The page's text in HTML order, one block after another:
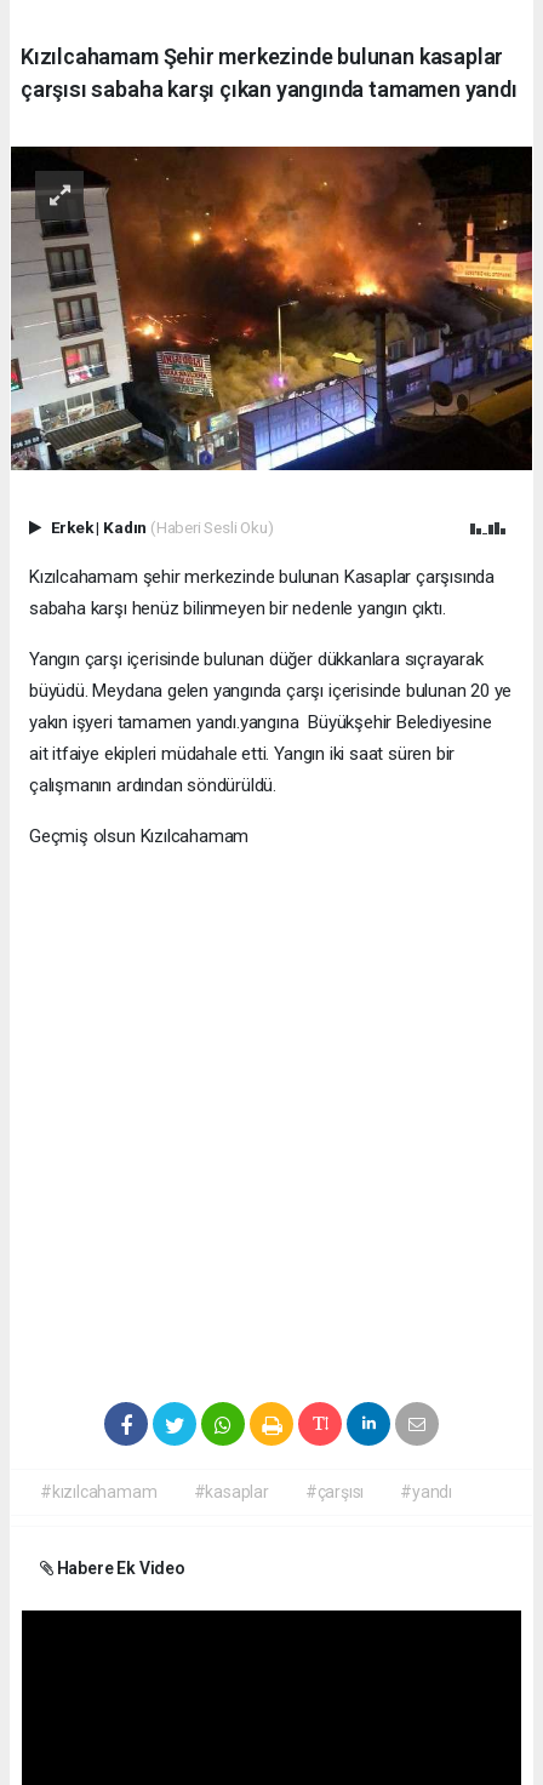
Kızılcahamam Şehir merkezinde bulunan kasaplar
çarşısı sabaha karşı çıkan yangında tamamen yandı
Erkek| Kadın (Haberi Sesli Oku)
Kızılcahamam şehir merkezinde bulunan Kasaplar çarşısında
sabaha karşı henüz bilinmeyen bir nedenle yangın çıktı.
Yangın çarşı içerisinde bulunan düğer dükkanlara sıçrayarak
büyüdü. Meydana gelen yangında çarşı içerisinde bulunan 20 ye
yakın işyeri tamamen yandı.yangına Büyükşehir Belediyesine
ait itfaiye ekipleri müdahale etti. Yangın iki saat süren bir
çalışmanın ardından söndürüldü.
Geçmiş olsun Kızılcahamam
#kızılcahamam #kasaplar #çarşısı #yandı
Habere Ek Video